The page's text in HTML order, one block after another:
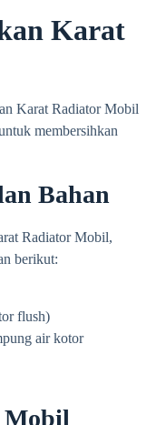
Karat
Karat Radiator Mobil
membersihkan
Bahan
Radiator Mobil,
berikut:
flush)
air kotor
Mobil